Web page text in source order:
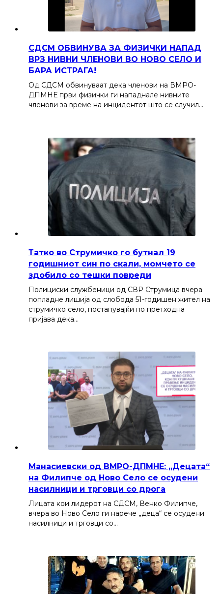
СДСМ ОБВИНУВА ЗА ФИЗИЧКИ НАПАД
ВРЗ НИВНИ ЧЛЕНОВИ ВО НОВО СЕЛО И
БАРА ИСТРАГА!
Од СДСМ обвинуваат дека членови на ВМРО-
ДПМНЕ први физички ги нападнале нивните
членови за време на инцидентот што се случил…
Татко во Струмичко го бутнал 19
годишниот син по скали, момчето се
здобило со тешки повреди
Полициски службеници од СВР Струмица вчера
попладне лишија од слобода 51-годишен жител на
струмичко село, постапувајќи по претходна
пријава дека…
Манасиевски од ВМРО-ДПМНЕ: „Децата“
на Филипче од Ново Село се осудени
насилници и трговци со дрога
Лицата кои лидерот на СДСМ, Венко Филипче,
вчера во Ново Село ги нарече „деца“ се осудени
насилници и трговци со…